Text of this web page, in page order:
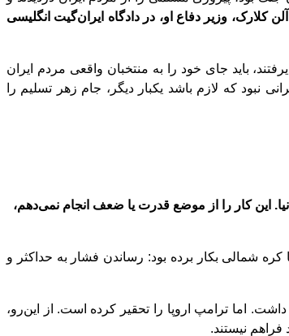
کلارک، وزیر دفاع او، در دادگاه ایرانگیت انگلیسی
باید جای خود را به منتخبان واقعی مردم ایران
نبود که لازم باشد یکبار دیگر، جام زهر تسلیم را
این کار را از موضع قدرت یا ضعف انجام نمی‌دهم،
کره شمالی بکار برده بود: رساندن فشار به حداکثر و
اما ترامپ اروپا را تحقیر کرده است. از اینرو،
فراهم نیستند.